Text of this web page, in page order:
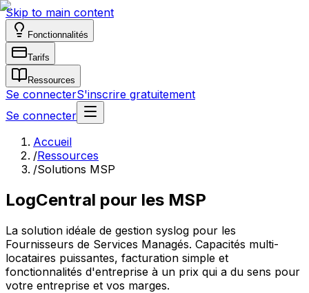
Skip to main content
Fonctionnalités
Tarifs
Ressources
Se connecterS'inscrire gratuitement
Se connecter
Accueil
/Ressources
/Solutions MSP
LogCentral pour les MSP
La solution idéale de gestion syslog pour les
Fournisseurs de Services Managés. Capacités multi-
locataires puissantes, facturation simple et
fonctionnalités d'entreprise à un prix qui a du sens pour
votre entreprise et vos marges.